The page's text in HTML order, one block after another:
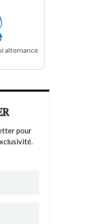
alternance
pour